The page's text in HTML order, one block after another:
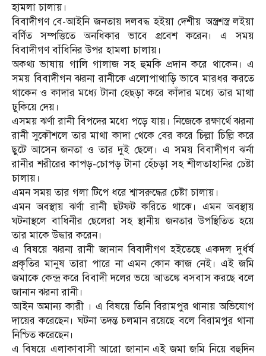
হামলা চালায়।
বিবাদীগণ বে-আইনি জনতায় দলবদ্ধ হইয়া দেশীয় অস্ত্রশস্ত্র লইয়া
বর্ণিত সম্পত্তিতে অনধিকার ভাবে প্রবেশ করেন। এ সময়
বিবাদীগণ বাঁধিনির উপর হামলা চালায়।
অকথ্য ভাষায় গালি গালাজ সহ হুমকি প্রদান করে থাকেন। এ
সময় বিবাদীগন ঝরনা রানীকে এলোপাথাড়ি ভাবে মারধর করতে
থাকেন ও কাদার মধ্যে টানা হেছড়া করে কাঁদার মধ্যে তার মাথা
ঢুকিয়ে দেয়।
এসময় ঝর্ণা রানী বিপদের মধ্যে পড়ে যায়। নিজেকে রক্ষার্থে ঝরনা
রানী সুকৌশলে তার মাথা কাদা থেকে বের করে চিল্লা চিল্লি করে
ছুটে আসেন জনতা ও তার দুই ছেলে। এ সময় বিবাদীগণ ঝর্না
রানীর শরীরের কাপড়-চোপড় টানা হেঁচড়া সহ শীলতাহানির চেষ্টা
চালায়।
এমন সময় তার গলা টিপে ধরে শ্বাসরুদ্ধের চেষ্টা চালায়।
এমন অবস্থায় ঝর্ণা রানী ছটফট করিতে থাকে। এমন অবস্থায়
ঘটনাস্থলে বাধিনীর ছেলেরা সহ স্থানীয় জনতার উপস্থিতিত হয়ে
তার মাকে উদ্ধার করেন।
এ বিষয়ে ঝরনা রানী জানান বিবাদীগণ হইতেছে একদল দুর্ধর্ষ
প্রকৃতির মানুষ তারা পারে না এমন কোন কাজ নেই। এই জমি
জমাকে কেন্দ্র করে বিবাদী দলের ভয়ে আতঙ্কে বসবাস করছে বলে
জানান ঝরনা রানী।
আইন অমান্য কারী । এ বিষয়ে তিনি বিরামপুর থানায় অভিযোগ
দায়ের করেছেন। ঘটনা তদন্ত চলমান রয়েছে বলে বিরামপুর থানা
নিশ্চিত করেছেন।
এ বিষয়ে এলাকাবাসী আরো জানান এই জমা জমি নিয়ে বহুদিন